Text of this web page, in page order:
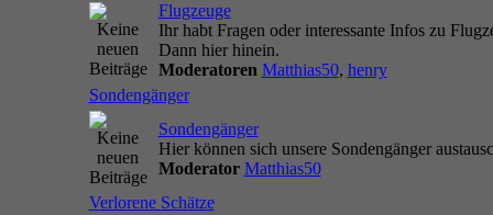
Flugzeuge
Ihr habt Fragen oder interessante Infos zu
Dann hier hinein.
Moderatoren Matthias50, henry
Sondengänger
Sondengänger
Hier können sich unsere Sondengänger
Moderator Matthias50
Verlorene Schätze